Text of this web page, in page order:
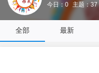
今日：0 主题：37
全部 最新